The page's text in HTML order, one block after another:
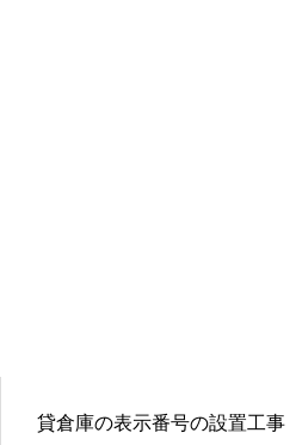
貸倉庫の表示番号の設置工事